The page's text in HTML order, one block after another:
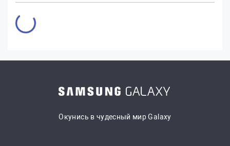
Окунись в чудесный мир Galaxy